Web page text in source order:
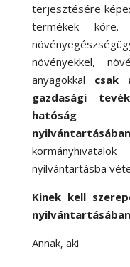
terjesztésére
termékek köre.
növényekkel,
anyagokkal
csak
gazdasági
hatóság
nyilvántartásában
nyilvántartásba
Kinek kell
Annak, aki